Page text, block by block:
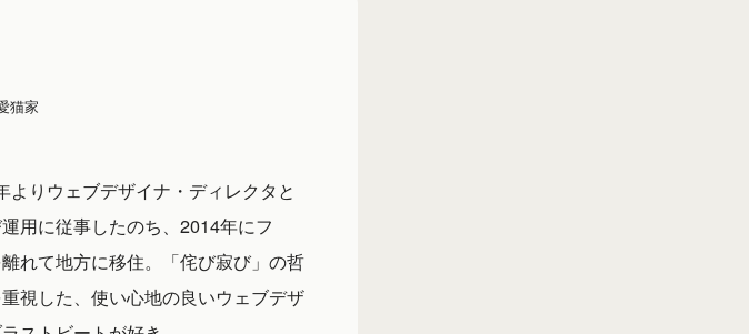
猫家
りウェブデザイナ・ディレクタと
用に従事したのち、2014年にフ
れて地方に移住。「侘び寂び」の哲
視した、使い心地の良いウェブデザ